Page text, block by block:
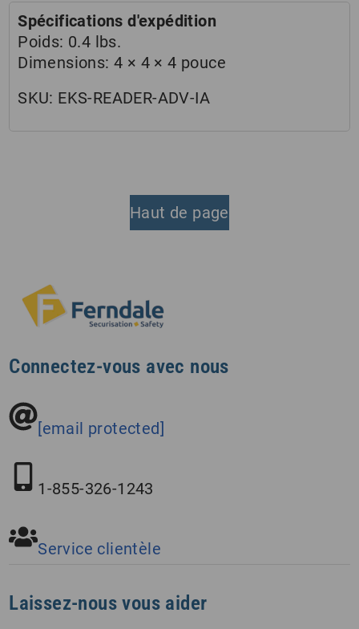
Spécifications d'expédition
Poids: 0.4 lbs.
Dimensions:4 × 4 × 4 pouce
SKU: EKS-READER-ADV-IA
Haut de page
Connectez-vous avec nous
[email protected]
1-855-326-1243
Service clientèle
Laissez-nous vous aider